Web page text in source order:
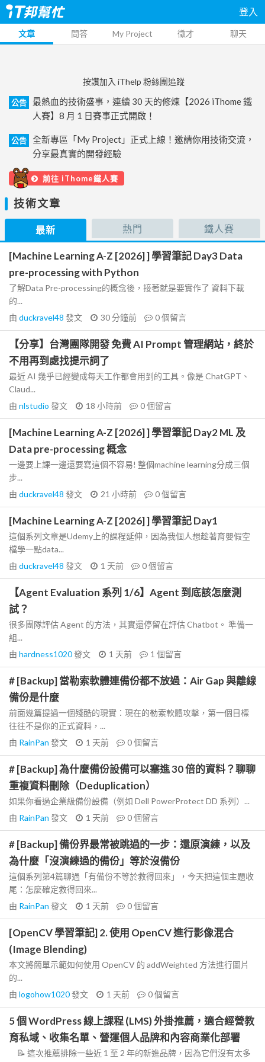
登入
文章 問答 My Project 徵才 聊天
按讚加入 iThelp 粉絲團追蹤
公告
最熱血的技術盛事，連續 30 天的修煉【2026 iThome 鐵
人賽】8 月 1 日賽事正式開啟！
公告
全新專區「My Project」正式上線！邀請你用技術交流，
分享最真實的開發經驗
前往 iThome鐵人賽
技術文章
最新 熱門 鐵人賽
[Machine Learning A-Z [2026] ] 學習筆記 Day3 Data
pre-processing with Python
了解Data Pre-processing的概念後，接著就是要實作了 資料下載
的...
由 duckravel48 發文 30 分鐘前 0個留言
【分享】台灣團隊開發 免費 AI Prompt 管理網站，終於
不用再到處找提示詞了
最近 AI 幾乎已經變成每天工作都會用到的工具。像是 ChatGPT、
Claud...
由 nlstudio 發文 18 小時前 0個留言
[Machine Learning A-Z [2026] ] 學習筆記 Day2 ML 及
Data pre-processing 概念
一邊要上課一邊還要寫這個不容易! 整個machine learning分成三個
步...
由 duckravel48 發文 21 小時前 0個留言
[Machine Learning A-Z [2026] ] 學習筆記 Day1
這個系列文章是Udemy上的課程延伸，因為我個人想趁著育嬰假空
檔學一點data...
由 duckravel48 發文 1 天前 0個留言
【Agent Evaluation 系列 1/6】Agent 到底該怎麼測
試？
很多團隊評估 Agent 的方法，其實還停留在評估 Chatbot。 準備一
組...
由 hardness1020發文 1 天前 1 個留言
# [Backup] 當勒索軟體連備份都不放過：Air Gap 與離線
備份是什麼
前面幾篇提過一個殘酷的現實：現在的勒索軟體攻擊，第一個目標
往往不是你的正式資料，...
由 RainPan 發文 1 天前 0個留言
# [Backup] 為什麼備份設備可以塞進 30 倍的資料？聊聊
重複資料刪除（Deduplication）
如果你看過企業級備份設備（例如 Dell PowerProtect DD 系列）...
由 RainPan 發文 1 天前 0個留言
# [Backup] 備份界最常被跳過的一步：還原演練，以及
為什麼「沒演練過的備份」等於沒備份
這個系列第4篇聊過「有備份不等於救得回來」，今天把這個主題收
尾：怎麼確定救得回來...
由 RainPan 發文 1 天前 0個留言
[OpenCV 學習筆記] 2. 使用 OpenCV 進行影像混合
(Image Blending)
本文將簡單示範如何使用 OpenCV 的 addWeighted 方法進行圖片
的...
由 logohow1020發文 1 天前 0個留言
5 個 WordPress 線上課程 (LMS) 外掛推薦，適合經營教
育私域、收集名單、營運個人品牌和內容商業化部署
📝 這次推薦排除一些近 1 至 2 年的新進品牌，因為它們沒有太多